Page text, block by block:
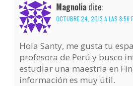
Magnolia dice:
OCTUBRE 24, 2013 A LAS 8:56
Hola Santy, me gusta tu
profesora de Perú y busco
estudiar una maestría en
información es muy útil.